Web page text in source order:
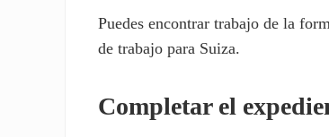
Puedes encontrar trabajo de la
de trabajo para Suiza.
Completar el